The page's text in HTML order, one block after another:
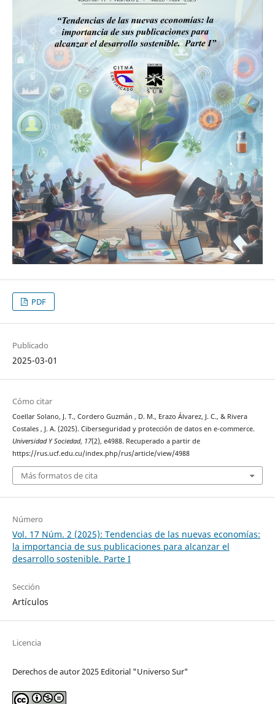
PDF
Publicado
2025-03-01
Cómo citar
Coellar Solano, J. T., Cordero Guzmán , D. M., Erazo Álvarez, J. C., & Rivera
Costales , J. A. (2025). Ciberseguridad y protección de datos en e-commerce.
Universidad Y Sociedad, 17(2), e4988. Recuperado a partir de
https://rus.ucf.edu.cu/index.php/rus/article/view/4988
Más formatos de cita
Número
Vol. 17 Núm. 2 (2025): Tendencias de las nuevas economías:
la importancia de sus publicaciones para alcanzar el
desarrollo sostenible. Parte I
Sección
Artículos
Licencia
Derechos de autor 2025 Editorial "Universo Sur"